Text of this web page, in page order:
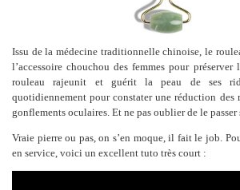
Issu de la médecine traditionnelle chinoise, le
l’accessoire chouchou des femmes pour
rouleau rajeunit et guérit la peau de ses
quotidiennement pour constater une réduction des
gonflements oculaires. Et ne pas oublier de le
Vraie pierre ou pas, on s’en moque, il fait le job.
en service, voici un excellent tuto très court :